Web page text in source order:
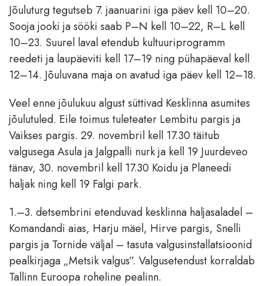
Jõuluturg tegutseb 7. jaanuarini iga päev kell 10–20.
Sooja jooki ja sööki saab P–N kell 10–22, R–L kell
10–23. Suurel laval etendub kultuuriprogramm
reedeti ja laupäeviti kell 17–19 ning pühapäeval kell
12–14. Jõuluvana maja on avatud iga päev kell 12–18.
Veel enne jõulukuu algust süttivad Kesklinna asumites
jõulutuled. Eile toimus tuleteater Lembitu pargis ja
Vaikses pargis. 29. novembril kell 17.30 täitub
valgusega Asula ja Jalgpalli nurk ja kell 19 Juurdeveo
tänav, 30. novembril kell 17.30 Koidu ja Planeedi
haljak ning kell 19 Falgi park.
1.–3. detsembrini etenduvad kesklinna haljasaladel –
Komandandi aias, Harju mäel, Hirve pargis, Snelli
pargis ja Tornide väljal – tasuta valgusinstallatsioonid
pealkirjaga „Metsik valgus”. Valgusetendust korraldab
Tallinn Euroopa roheline pealinn.